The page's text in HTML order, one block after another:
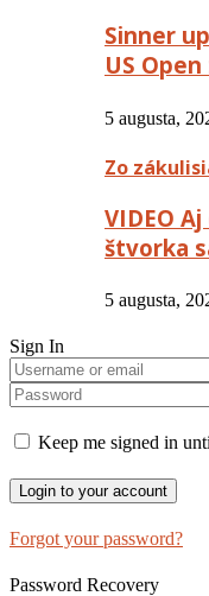
Sinner
US
5 augusta,
Zo
VIDEO
štvorka
5 augusta,
Sign In
Keep me signed in
Forgot your password?
Password Recovery